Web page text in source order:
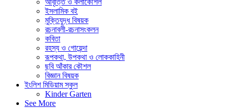
ইসলামিক বই
মুক্তিযুদ্ধ বিষয়ক
রচনাবলী-রচনাসংকলন
কবিতা
রহস্য ও গোয়েন্দা
রূপকথা, উপকথা ও লোককাহিনী
ছবি আঁকার কৌশল
বিজ্ঞান বিষয়ক
ইংলিশ মিডিয়াম স্কুল
Kinder Garten
See More